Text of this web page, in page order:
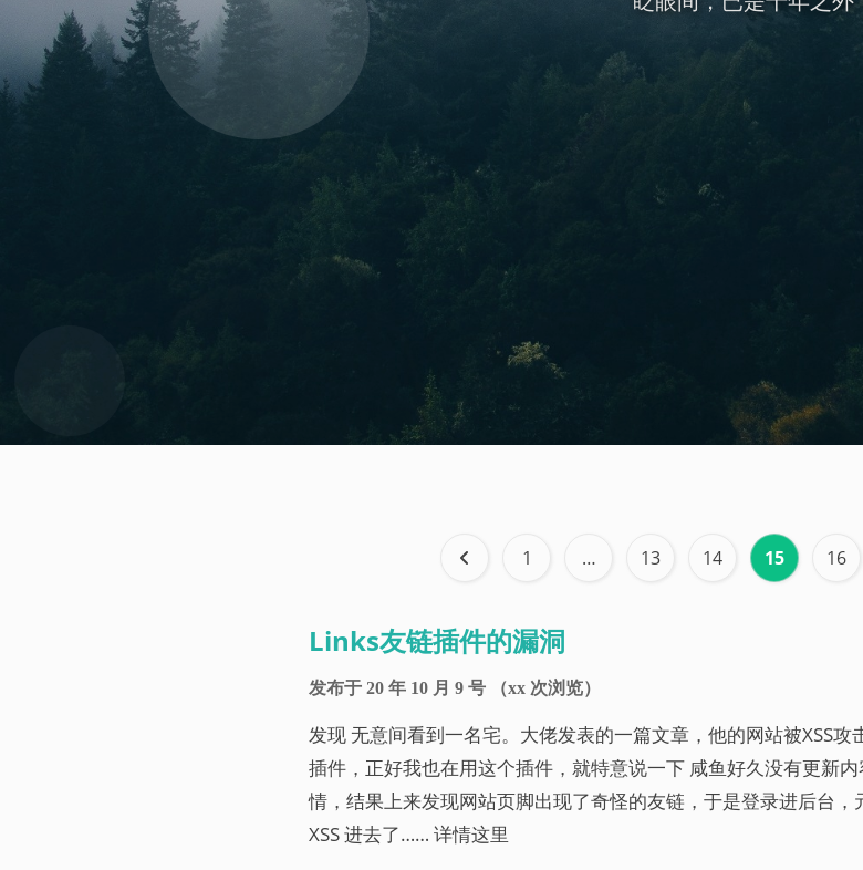
1 … 13 14 15 16
Links友链插件的漏洞
发布于 20 年 10 月 9 号 （xx 次浏览）
发现 无意间看到一名宅。大佬发表的一篇文章，他的网站被XSS
插件，正好我也在用这个插件，就特意说一下 咸鱼好久没有更新
情，结果上来发现网站页脚出现了奇怪的友链，于是登录进后台
XSS 进去了…… 详情这里